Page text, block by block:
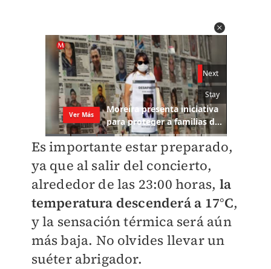
Es importante estar preparado,
ya que al salir del concierto,
alrededor de las 23:00 horas, la
temperatura descenderá a 17°C,
y la sensación térmica será aún
más baja. No olvides llevar un
suéter abrigador.